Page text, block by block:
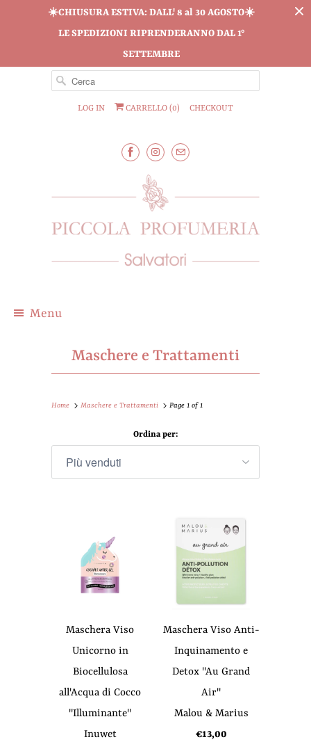
☀️CHIUSURA ESTIVA: DALL' 8 al 30 AGOSTO☀️
LE SPEDIZIONI RIPRENDERANNO DAL 1°
SETTEMBRE
LOG IN CARRELLO (0) CHECKOUT
Menu
Maschere e Trattamenti
Home Maschere e Trattamenti Page 1 of 1
Ordina per:
Maschera Viso
Unicorno in
Biocellulosa
all'Acqua di Cocco
"Illuminante"
Inuwet
Maschera Viso Anti-
Inquinamento e
Detox "Au Grand
Air"
Malou & Marius
€13,00